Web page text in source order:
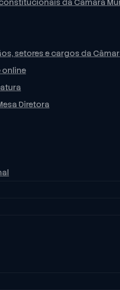
setores e cargos da
online
Diretora